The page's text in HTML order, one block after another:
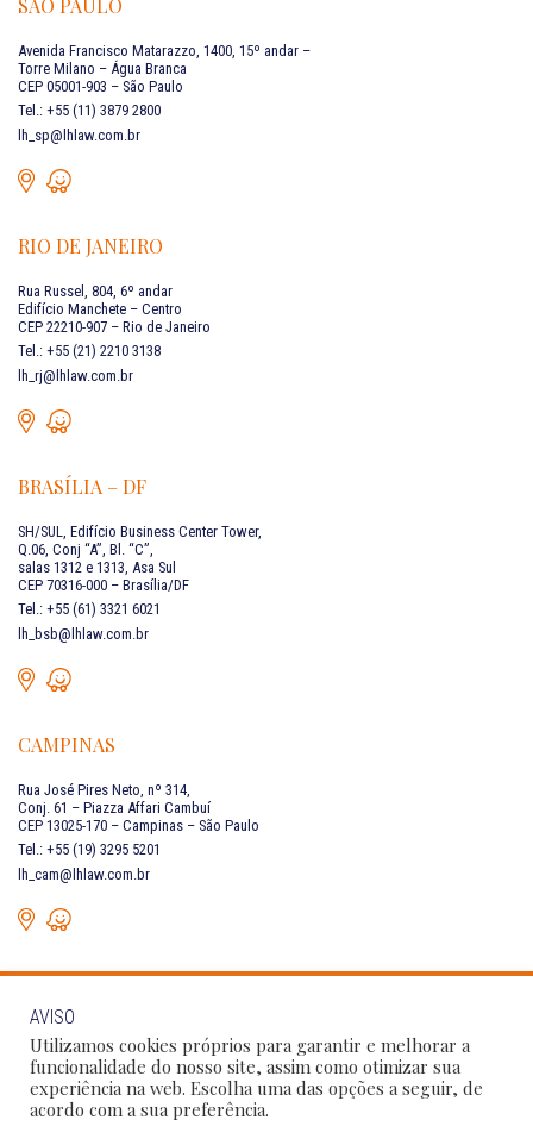
SÃO PAULO
Avenida Francisco Matarazzo, 1400, 15º andar –
Torre Milano – Água Branca
CEP 05001-903 – São Paulo
Tel.: +55 (11) 3879 2800
lh_sp@lhlaw.com.br
RIO DE JANEIRO
Rua Russel, 804, 6º andar
Edifício Manchete – Centro
CEP 22210-907 – Rio de Janeiro
Tel.: +55 (21) 2210 3138
lh_rj@lhlaw.com.br
BRASÍLIA – DF
SH/SUL, Edifício Business Center Tower,
Q.06, Conj “A”, Bl. “C”,
salas 1312 e 1313, Asa Sul
CEP 70316-000 – Brasília/DF
Tel.: +55 (61) 3321 6021
lh_bsb@lhlaw.com.br
CAMPINAS
Rua José Pires Neto, nº 314,
Conj. 61 – Piazza Affari Cambuí
CEP 13025-170 – Campinas – São Paulo
Tel.: +55 (19) 3295 5201
lh_cam@lhlaw.com.br
FALE CONOSCO
Siga as nossas redes sociais:
AVISO
Utilizamos cookies próprios para garantir e melhorar a
funcionalidade do nosso site, assim como otimizar sua
experiência na web. Escolha uma das opções a seguir, de
acordo com a sua preferência.